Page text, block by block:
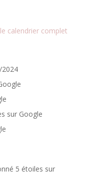
calendrier complet
2024
sur Google
5 étoiles sur